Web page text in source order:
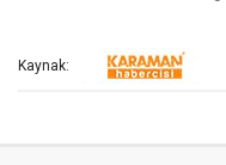
Kaynak: